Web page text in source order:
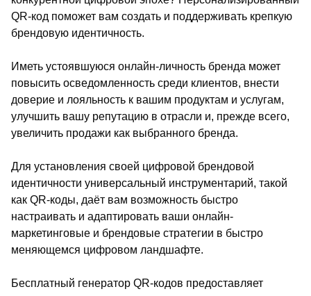
QR-код поможет вам создать и поддерживать крепкую
брендовую идентичность.
Иметь устоявшуюся онлайн-личность бренда может
повысить осведомленность среди клиентов, внести
доверие и лояльность к вашим продуктам и услугам,
улучшить вашу репутацию в отрасли и, прежде всего,
увеличить продажи как выбранного бренда.
Для установления своей цифровой брендовой
идентичности универсальный инструментарий, такой
как QR-коды, даёт вам возможность быстро
настраивать и адаптировать ваши онлайн-
маркетинговые и брендовые стратегии в быстро
меняющемся цифровом ландшафте.
Бесплатный генератор QR-кодов предоставляет